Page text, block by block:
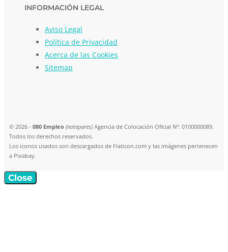
INFORMACIÓN LEGAL
Aviso Legal
Política de Privacidad
Acerca de las Cookies
Sitemap
© 2026 - 080 Empleo (notepares) Agencia de Colocación Oficial Nº: 0100000089.
Todos los derechos reservados.
Los iconos usados son descargados de Flaticon.com y las imágenes pertenecen
a Pixabay.
Close